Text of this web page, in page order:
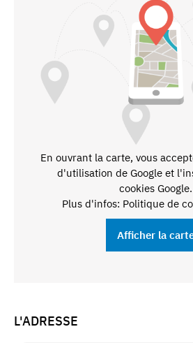
En ouvrant la carte, vous
d'utilisation de Google et
cookies Google.
Plus d'infos: Politique de
Afficher la
L'ADRESSE